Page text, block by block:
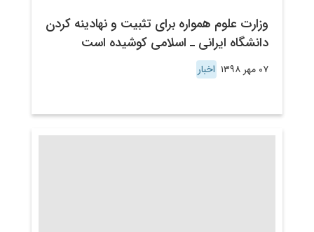
وزارت علوم همواره برای تثبیت و نهادینه کردن
دانشگاه ایرانی ـ اسلامی کوشیده است
۰۷ مهر ۱۳۹۸ اخبار